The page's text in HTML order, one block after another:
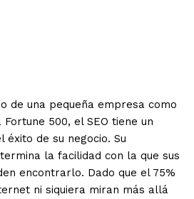
de una pequeña empresa como
500, el SEO tiene un
de su negocio. Su
la facilidad con la que sus
encontrarlo. Dado que el 75%
ni siquiera miran más allá